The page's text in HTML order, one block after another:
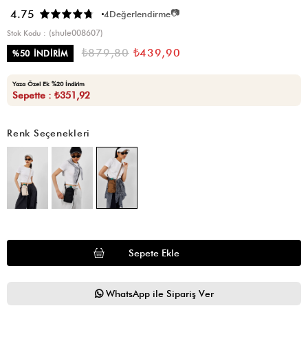
4.75 4Değerlendirme📷
Stok Kodu
(shule008607)
%50 İNDIRIM ₺879,80 ₺439,90
Yaza Özel Ek %20 İndirim
Sepette : ₺351,92
Renk Seçenekleri
WhatsApp ile Sipariş Ver